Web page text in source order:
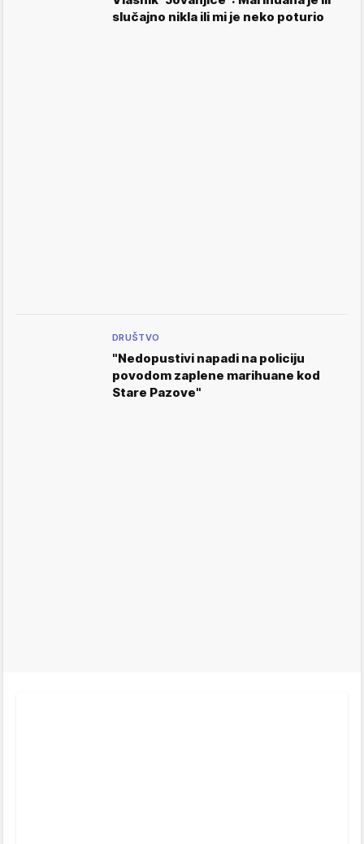
slučajno nikla ili mi je neko poturio
DRUŠTVO
"Nedopustivi napadi na policiju
povodom zaplene marihuane kod
Stare Pazove"